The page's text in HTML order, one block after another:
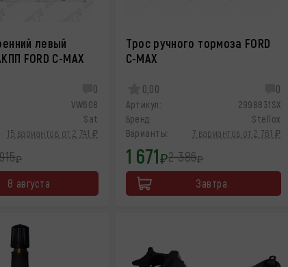
левый
FORD C-MAX
0
VW608
Sat
15 вариантов от 2 741 ₽
₽
8 августа
Трос ручного тормоза FORD
C-MAX
0,00 0
Артикул:
2998831SX
Бренд:
Stellox
Варианты:
7 вариантов от 2 761 ₽
1 671₽2 386₽
Завтра